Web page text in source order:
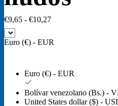
€9,65 - €10,27Rango
desde
€10,27
Euro (€) - EUR
Euro (€) - EUR
Bolívar venezolano (Bs.) -
United States dollar ($) -